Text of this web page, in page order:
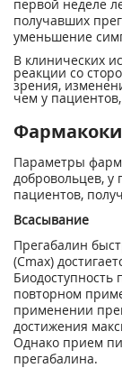
первой неделе
получавших
уменьшение
В клинических
реакции со
зрения,
чем у
Параметры
добровольцев,
пациентов,
Всасывание
Прегабалин
(Сmах)
Биодоступность
повторном
применении
достижения
Однако прием
прегабалина.